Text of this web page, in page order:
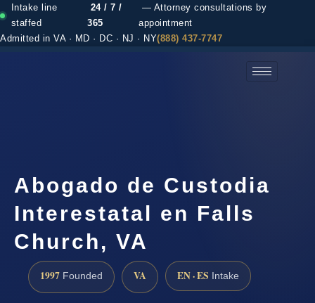
Intake line
staffed
24 / 7 /
365
— Attorney consultations by
appointment
Admitted in VA · MD · DC · NJ · NY(888) 437-7747
Abogado de Custodia
Interestatal en Falls
Church, VA
1997 Founded VA EN · ES Intake